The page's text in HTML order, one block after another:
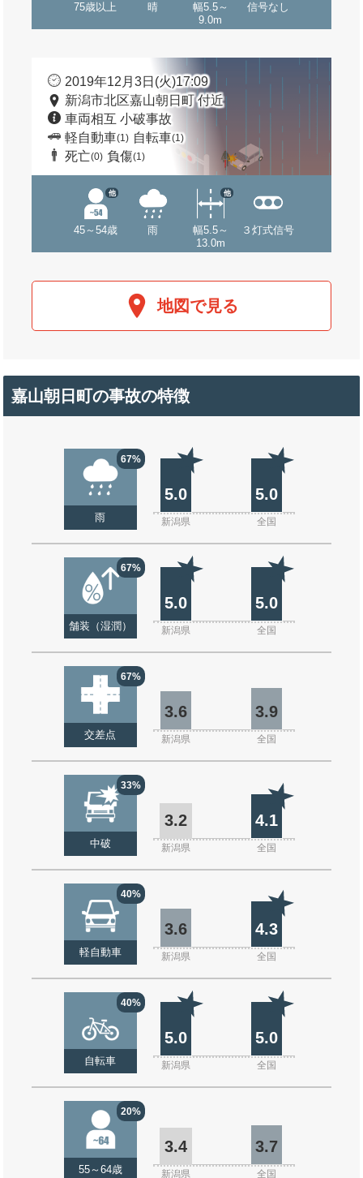
75歳以上 晴
幅5.5～
9.0m
信号なし
2019年12月3日(火)17:09
新潟市北区嘉山朝日町 付近
車両相互 小破事故
軽自動車(1) 自転車(1)
死亡(0) 負傷(1)
45～54歳
他
雨
幅5.5～
13.0m
他
３灯式信号
地図で見る
嘉山朝日町の事故の特徴
67%
雨
5.0 5.0
新潟県 全国
67%
舗装（湿潤）
5.0 5.0
新潟県 全国
67%
交差点
3.6 3.9
新潟県 全国
33%
中破
3.2 4.1
新潟県 全国
40%
軽自動車
3.6 4.3
新潟県 全国
40%
自転車
5.0 5.0
新潟県 全国
20%
55～64歳
3.4 3.7
新潟県 全国